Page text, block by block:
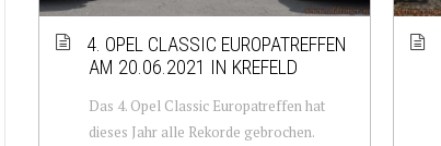
4. OPEL CLASSIC EUROPATREFFEN
AM 20.06.2021 IN KREFELD
Das 4. Opel Classic Europatreffen hat
dieses Jahr alle Rekorde gebrochen.